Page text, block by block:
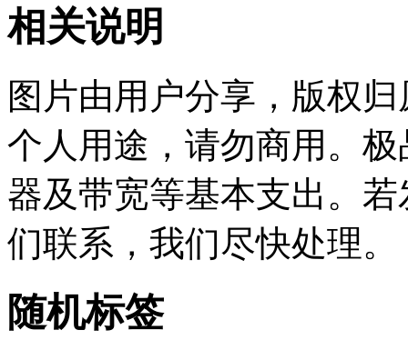
相关说明
图片由用户分享，版权
个人用途，请勿商用。
器及带宽等基本支出。
们联系，我们尽快处理。
随机标签